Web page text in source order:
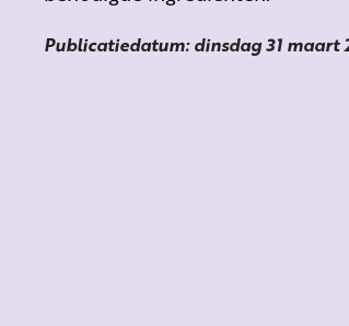
Publicatiedatum: dinsdag 31 maart